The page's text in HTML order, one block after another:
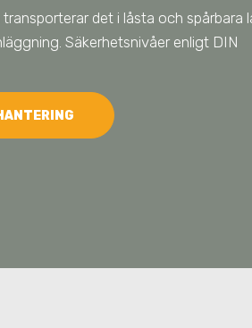
det i låsta och spårbara
Säkerhetsnivåer enligt DIN